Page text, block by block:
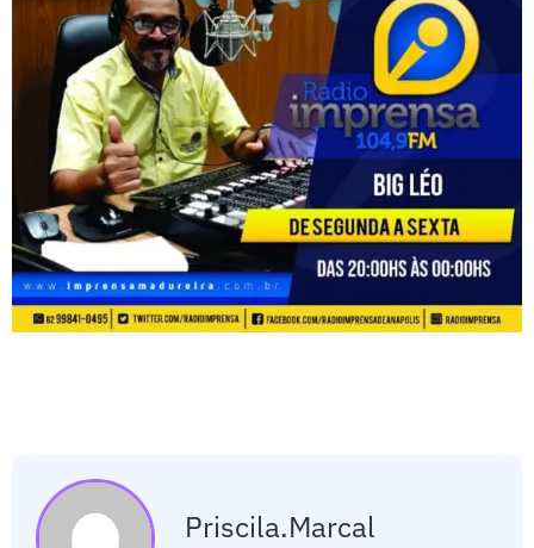
Priscila.marcal